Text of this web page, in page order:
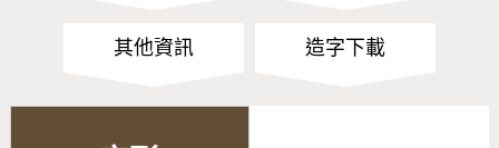
其他資訊 造字下載